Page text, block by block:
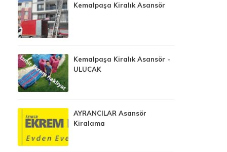
Kemalpaşa Kiralık Asansör
Kemalpaşa Kiralık Asansör -
ULUCAK
AYRANCILAR Asansör
Kiralama